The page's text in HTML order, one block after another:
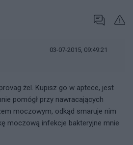
03-07-2015, 09:49:21
żel. Kupisz go w aptece, jest
pomógł przy nawracających
moczowym, odkąd smaruje nim
moczową infekcje bakteryjne mnie